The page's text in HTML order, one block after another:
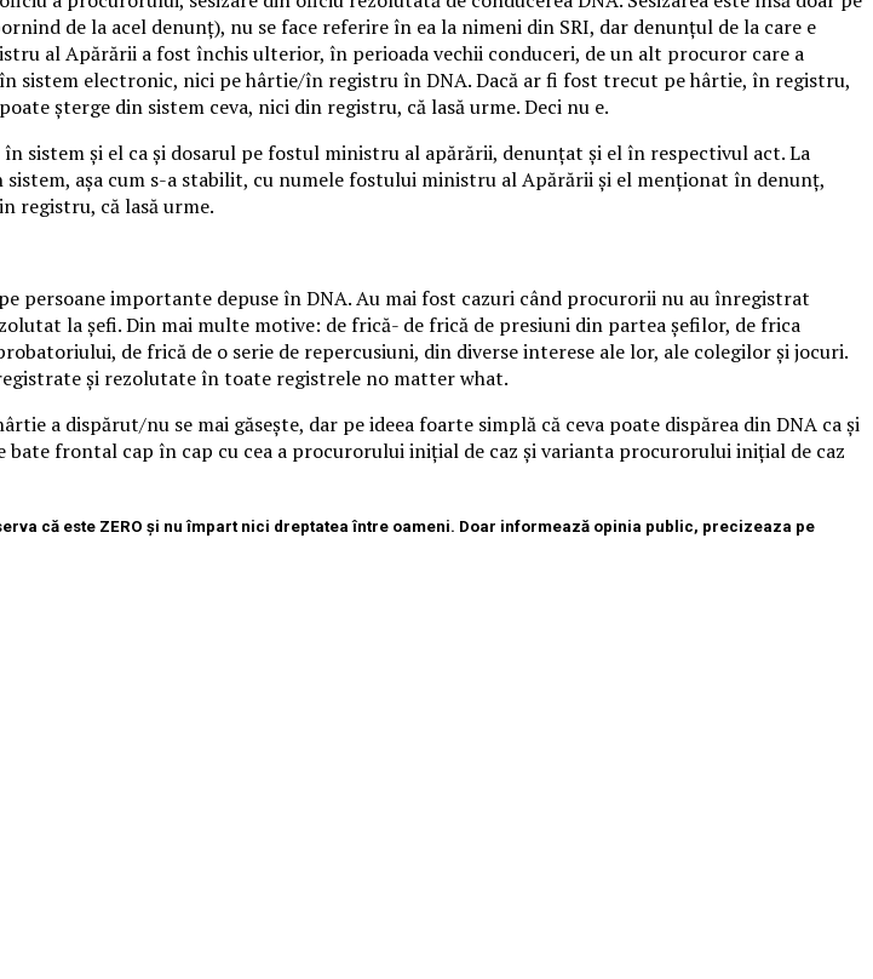
de la acel denunţ), nu se face referire în ea la nimeni din SRI, dar denunţul de la care e
al Apărării a fost închis ulterior, în perioada vechii conduceri, de un alt procuror care a
electronic, nici pe hârtie/în registru în DNA. Dacă ar fi fost trecut pe hârtie, în registru,
şterge din sistem ceva, nici din registru, că lasă urme. Deci nu e.
şi el ca şi dosarul pe fostul ministru al apărării, denunţat şi el în respectivul act. La
aşa cum s-a stabilit, cu numele fostului ministru al Apărării şi el menţionat în denunţ,
registru, că lasă urme.
persoane importante depuse în DNA. Au mai fost cazuri când procurorii nu au înregistrat
la şefi. Din mai multe motive: de frică- de frică de presiuni din partea şefilor, de frica
de frică de o serie de repercusiuni, din diverse interese ale lor, ale colegilor şi jocuri.
şi rezolutate în toate registrele no matter what.
a dispărut/nu se mai găseşte, dar pe ideea foarte simplă că ceva poate dispărea din DNA ca şi
frontal cap în cap cu cea a procurorului iniţial de caz şi varianta procurorului iniţial de caz
că este ZERO şi nu împart nici dreptatea între oameni. Doar informează opinia public, precizeaza pe